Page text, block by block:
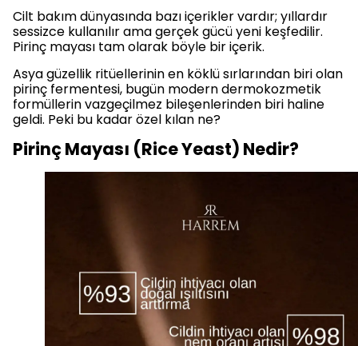
Cilt bakım dünyasında bazı içerikler vardır; yıllardır
sessizce kullanılır ama gerçek gücü yeni keşfedilir.
Pirinç mayası tam olarak böyle bir içerik.
Asya güzellik ritüellerinin en köklü sırlarından biri olan
pirinç fermentesi, bugün modern dermokozmetik
formüllerin vazgeçilmez bileşenlerinden biri haline
geldi. Peki bu kadar özel kılan ne?
Pirinç Mayası (Rice Yeast) Nedir?